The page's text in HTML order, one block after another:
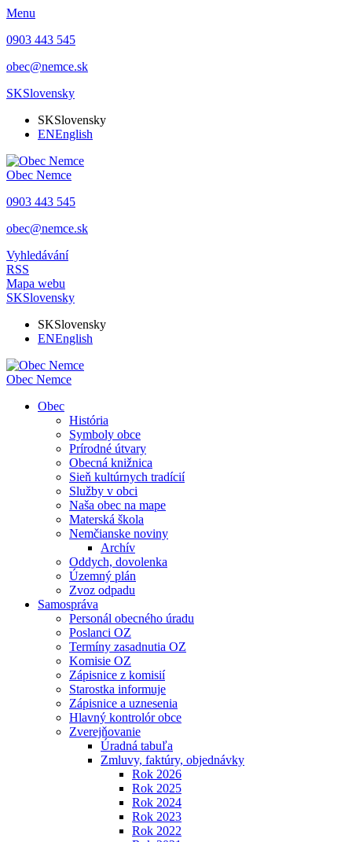
Menu
0903 443 545
obec@nemce.sk
SKSlovensky
SKSlovensky
ENEnglish
Obec Nemce
0903 443 545
obec@nemce.sk
Vyhledávání
RSS
Mapa webu
SKSlovensky
SKSlovensky
ENEnglish
Obec Nemce
Obec
História
Symboly obce
Prírodné útvary
Obecná knižnica
Sieň kultúrnych tradícií
Služby v obci
Naša obec na mape
Materská škola
Nemčianske noviny
Archív
Oddych, dovolenka
Územný plán
Zvoz odpadu
Samospráva
Personál obecného úradu
Poslanci OZ
Termíny zasadnutia OZ
Komisie OZ
Zápisnice z komisií
Starostka informuje
Zápisnice a uznesenia
Hlavný kontrolór obce
Zverejňovanie
Úradná tabuľa
Zmluvy, faktúry, objednávky
Rok 2026
Rok 2025
Rok 2024
Rok 2023
Rok 2022